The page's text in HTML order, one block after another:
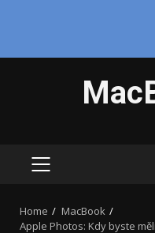
PRIMARY
Home
MacBook
Apple Photos: Kdy byste